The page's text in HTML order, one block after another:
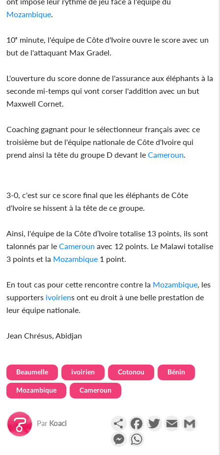
Mozambique.
10ᵉ minute, l'équipe de Côte d'Ivoire ouvre le score avec un
but de l'attaquant Max Gradel.
L'ouverture du score donne de l'assurance aux éléphants à la
seconde mi-temps qui vont corser l'addition avec un but
Maxwell Cornet.
Coaching gagnant pour le sélectionneur français avec ce
troisième but de l'équipe nationale de Côte d'Ivoire qui
prend ainsi la tête du groupe D devant leCameroun.
3-0, c'est sur ce score final que les éléphants de Côte
d'Ivoire se hissent à la tête de ce groupe.
Ainsi, l'équipe de la Côte d’Ivoire totalise 13 points, ils sont
talonnés par leCameroun avec 12 points. Le Malawi totalise
3 points et la Mozambique 1 point.
En tout cas pour cette rencontre contre la Mozambique, les
supporters ivoiriens ont eu droit à une belle prestation de
leur équipe nationale.
Jean Chrésus, Abidjan
Beaumelle ivoirien Cotonou Bénin
Mozambique Cameroun
Par Koaci PartagerFacebookTwitterEmail
Messenger